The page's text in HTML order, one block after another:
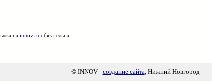
на innov.ru обязательна
© INNOV - создание сайта, Нижний Новгород